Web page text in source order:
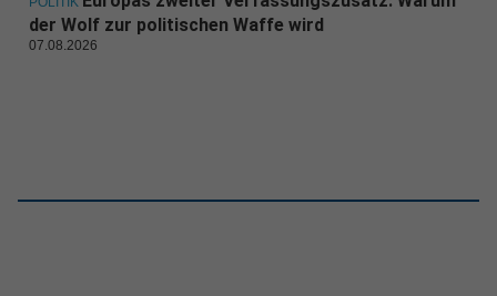
der Wolf zur politischen Waffe wird
07.08.2026